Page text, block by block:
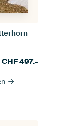
CHF497.-